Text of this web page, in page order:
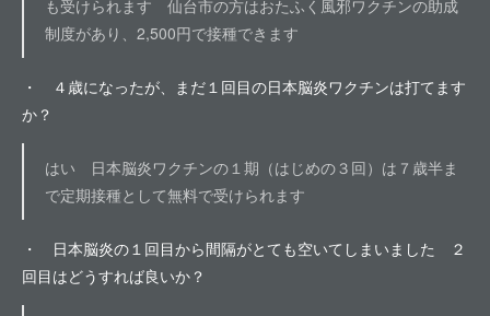
も受けられます 仙台市の方はおたふく風邪ワクチンの助成
制度があり、2,500円で接種できます
・ ４歳になったが、まだ１回目の日本脳炎ワクチンは打てます
か？
はい 日本脳炎ワクチンの１期（はじめの３回）は７歳半ま
で定期接種として無料で受けられます
・ 日本脳炎の１回目から間隔がとても空いてしまいました ２
回目はどうすれば良いか？